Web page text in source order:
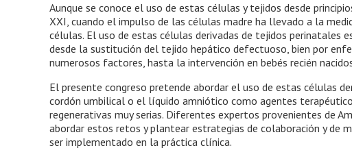
Aunque se conoce el uso de estas células y tejidos desde
XXI, cuando el impulso de las células madre ha llevado a la
células. El uso de estas células derivadas de tejidos perinatales
desde la sustitución del tejido hepático defectuoso, bien por
numerosos factores, hasta la intervención en bebés recién
El presente congreso pretende abordar el uso de estas células
cordón umbilical o el líquido amniótico como agentes
regenerativas muy serias. Diferentes expertos provenientes de
abordar estos retos y plantear estrategias de colaboración y de
ser implementado en la práctica clínica.